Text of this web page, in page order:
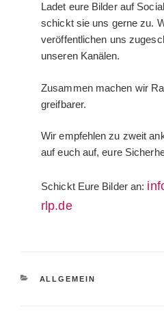
Ladet eure Bilder auf
schickt sie uns gerne zu.
veröffentlichen uns
unseren Kanälen.
Zusammen machen wir
greifbarer.
Wir empfehlen zu zweit
auf euch auf, eure
Schickt Eure Bilder an:
rlp.de
KATEGORIEN
ALLGEMEIN